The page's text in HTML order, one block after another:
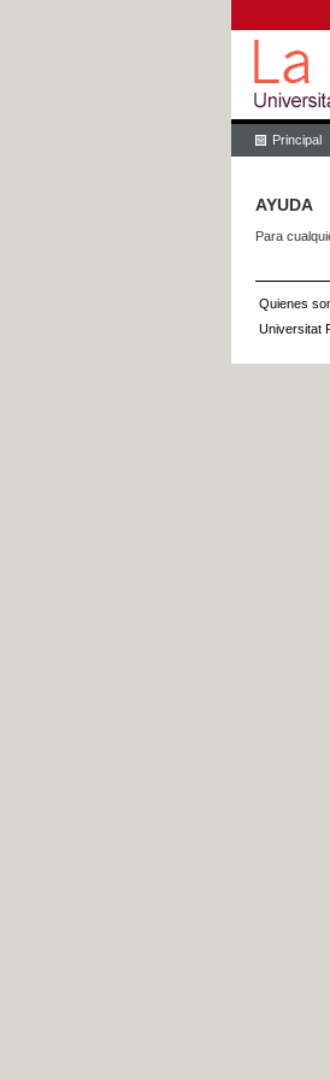
Principal
AYUDA
Para
Quienes
Universitat